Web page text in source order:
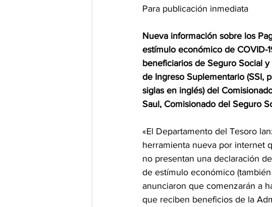
Para publicación inmediata
Nueva información sobre los
estímulo económico de COVID-
beneficiarios de Seguro Social
de Ingreso Suplementario (SSI,
siglas en inglés) del
Saul, Comisionado del Seguro
«El Departamento del Tesoro
herramienta nueva por internet
no presentan una declaración
de estímulo económico
anunciaron que comenzarán a
que reciben beneficios de la